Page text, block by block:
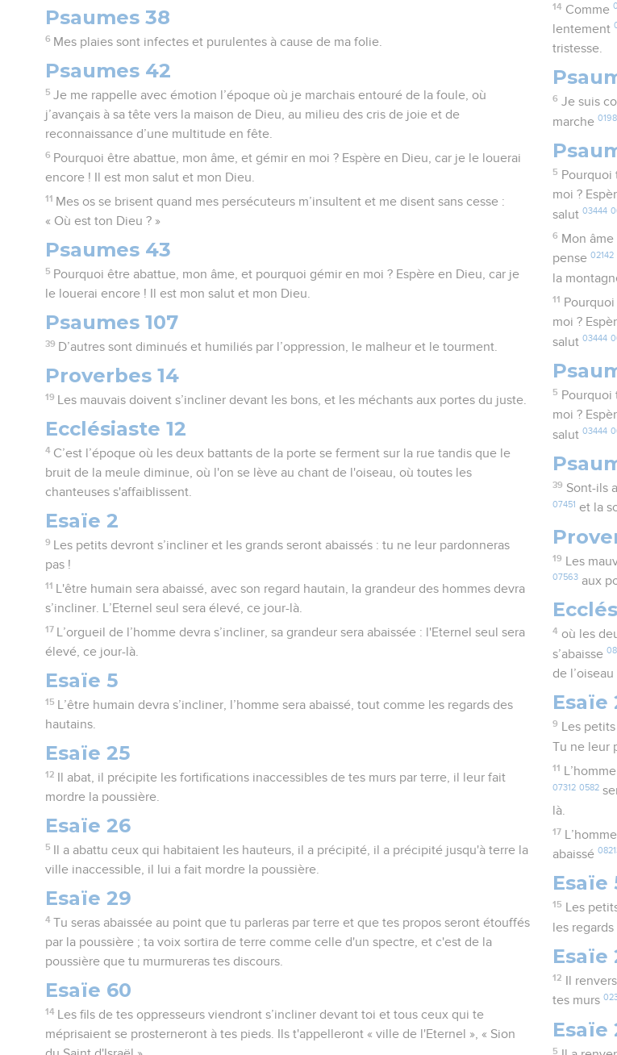
Psaumes 38
6 Mes plaies sont infectes et purulentes à cause de ma folie.
Psaumes 42
5 Je me rappelle avec émotion l’époque où je marchais entouré de la foule, où
j’avançais à sa tête vers la maison de Dieu, au milieu des cris de joie et de
reconnaissance d’une multitude en fête.
6 Pourquoi être abattue, mon âme, et gémir en moi ? Espère en Dieu, car je le louerai
encore ! Il est mon salut et mon Dieu.
11 Mes os se brisent quand mes persécuteurs m’insultent et me disent sans cesse :
« Où est ton Dieu ? »
Psaumes 43
5 Pourquoi être abattue, mon âme, et pourquoi gémir en moi ? Espère en Dieu, car je
le louerai encore ! Il est mon salut et mon Dieu.
Psaumes 107
39 D’autres sont diminués et humiliés par l’oppression, le malheur et le tourment.
Proverbes 14
19 Les mauvais doivent s’incliner devant les bons, et les méchants aux portes du juste.
Ecclésiaste 12
4 C’est l’époque où les deux battants de la porte se ferment sur la rue tandis que le
bruit de la meule diminue, où l'on se lève au chant de l'oiseau, où toutes les
chanteuses s'affaiblissent.
Esaïe 2
9
Les petits devront s’incliner et les grands seront abaissés : tu ne leur pardonneras
pas !
11
L'être humain sera abaissé, avec son regard hautain, la grandeur des hommes devra
s’incliner. L’Eternel seul sera élevé, ce jour-là.
17
L’orgueil de l’homme devra s’incliner, sa grandeur sera abaissée : l'Eternel seul sera
élevé, ce jour-là.
Esaïe 5
15
L’être humain devra s’incliner, l’homme sera abaissé, tout comme les regards des
hautains.
Esaïe 25
12
Il abat, il précipite les fortifications inaccessibles de tes murs par terre, il leur fait
mordre la poussière.
Esaïe 26
5
Il a abattu ceux qui habitaient les hauteurs, il a précipité, il a précipité jusqu'à terre la
ville inaccessible, il lui a fait mordre la poussière.
Esaïe 29
4 Tu seras abaissée au point que tu parleras par terre et que tes propos seront étouffés
par la poussière ; ta voix sortira de terre comme celle d'un spectre, et c'est de la
poussière que tu murmureras tes discours.
Esaïe 60
14
Les fils de tes oppresseurs viendront s’incliner devant toi et tous ceux qui te
méprisaient se prosterneront à tes pieds. Ils t'appelleront « ville de l'Eternel », « Sion
14 Comme
lentement
tristesse.
6 Je suis
marche
5 Pourquoi
moi ?
salut03444
6 Mon âme
pense02142
la
11 Pourquoi
moi ?
salut03444
5 Pourquoi
moi ?
salut03444
39 Sont-ils
07451 et la
19 Les
07563 aux
4 où les
s’abaisse
de l’oiseau
Esaïe
9 Les petits
Tu ne leur
11 L’homme
07312 0582
là.
17 L’homme
abaissé
Esaïe
15 Les
les regards
Esaïe
12 Il
tes murs
Esaïe
5